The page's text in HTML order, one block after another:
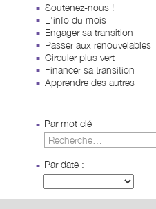
Soutenez-nous !
L'info du mois
Engager sa transition
Passer aux renouvelables
Circuler plus vert
Financer sa transition
Apprendre des autres
Par mot clé
Par date :